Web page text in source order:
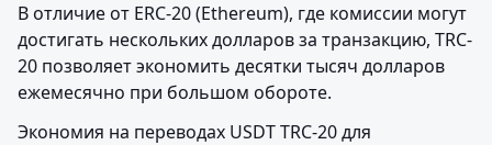
В отличие от ERC-20 (Ethereum), где комиссии могут
достигать нескольких долларов за транзакцию, TRC-
20 позволяет экономить десятки тысяч долларов
ежемесячно при большом обороте.
Экономия на переводах USDT TRC-20 для